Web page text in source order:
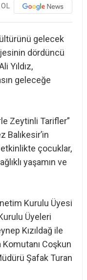
gelecek
dördüncü
Yıldız,
geleceğe
Zeytinli Tarifler”
Balıkesir’in
çocuklar,
yaşamın ve
Kurulu Üyesi
Üyeleri
Kızıldağ ile
Komutanı Coşkun
Şafak Turan